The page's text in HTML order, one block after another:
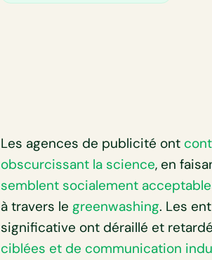
Les agences de publicité ont
obscurcissant la science, en
semblent socialement
à travers le greenwashing. Les
significative ont déraillé et
ciblées et de communication